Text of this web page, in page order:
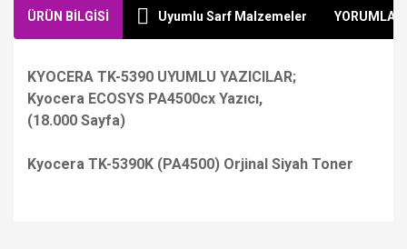
ÜRÜN BİLGİSİ Uyumlu Sarf Malzemeler YORUMLAR
KYOCERA TK-5390 UYUMLU YAZICILAR;
Kyocera ECOSYS PA4500cx Yazıcı,
(18.000 Sayfa)
Kyocera TK-5390K (PA4500) Orjinal Siyah Toner